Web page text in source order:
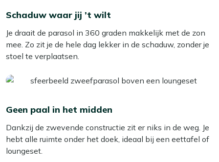
Schaduw waar jij ’t wilt
Je draait de parasol in 360 graden makkelijk met de zon
mee. Zo zit je de hele dag lekker in de schaduw, zonder je
stoel te verplaatsen.
Geen paal in het midden
Dankzij de zwevende constructie zit er niks in de weg. Je
hebt alle ruimte onder het doek, ideaal bij een eettafel of
loungeset.